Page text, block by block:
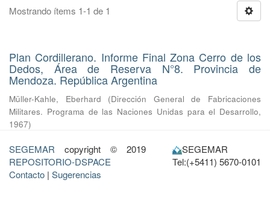
Mostrando ítems 1-1 de 1
Plan Cordillerano. Informe Final Zona Cerro de los
Dedos, Área de Reserva N°8. Provincia de
Mendoza. República Argentina
Müller-Kahle, Eberhard (Dirección General de Fabricaciones
Militares. Programa de las Naciones Unidas para el Desarrollo,
1967)
SEGEMAR copyright © 2019
REPOSITORIO-DSPACE
Contacto | Sugerencias
SEGEMAR
Tel:(+5411) 5670-0101